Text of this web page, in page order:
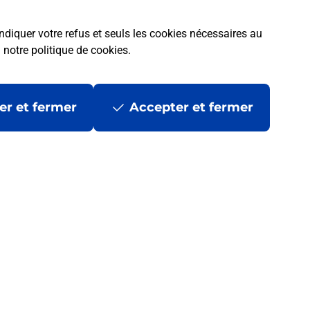
votre refus et seuls les cookies nécessaires au
notre politique de cookies.
et fermer Accepter et fermer